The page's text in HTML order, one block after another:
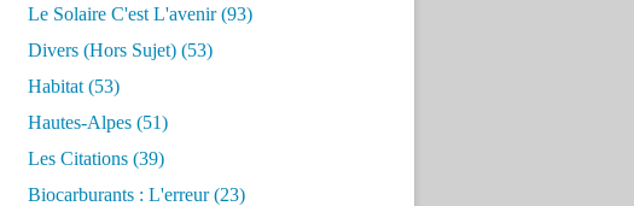
Le Solaire C'est L'avenir(93)
Divers (hors Sujet) (53)
Habitat (53)
Hautes-Alpes (51)
Les Citations (39)
Biocarburants : L'erreur(23)